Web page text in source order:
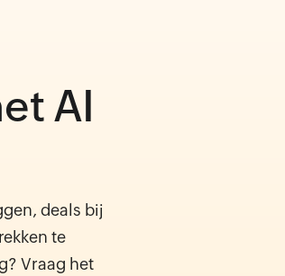
AI
deals bij
te
Vraag het